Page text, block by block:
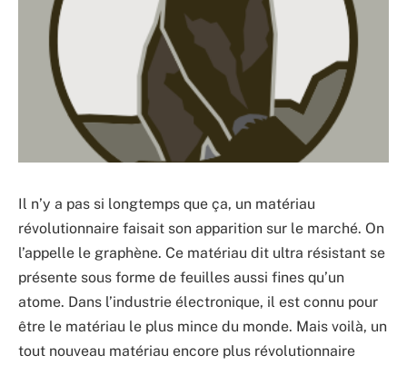
Il n’y a pas si longtemps que ça, un matériau
révolutionnaire faisait son apparition sur le marché. On
l’appelle le graphène. Ce matériau dit ultra résistant se
présente sous forme de feuilles aussi fines qu’un
atome. Dans l’industrie électronique, il est connu pour
être le matériau le plus mince du monde. Mais voilà, un
tout nouveau matériau encore plus révolutionnaire